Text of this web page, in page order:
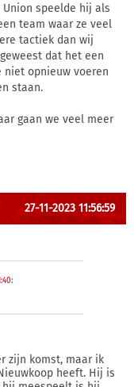
speelde hij als
team waar ze veel
tactiek dan wij
dat het een
niet opnieuw voeren
staan.
gaan we veel meer
27-11-2023 11:56:59
:
zijn komst, maar ik
heeft. Hij is